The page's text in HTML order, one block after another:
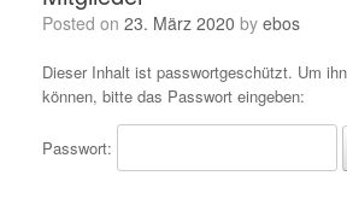
Posted on 23. März 2020 by ebos
Dieser Inhalt ist passwortgeschützt. Um
können, bitte das Passwort eingeben:
Passwort: